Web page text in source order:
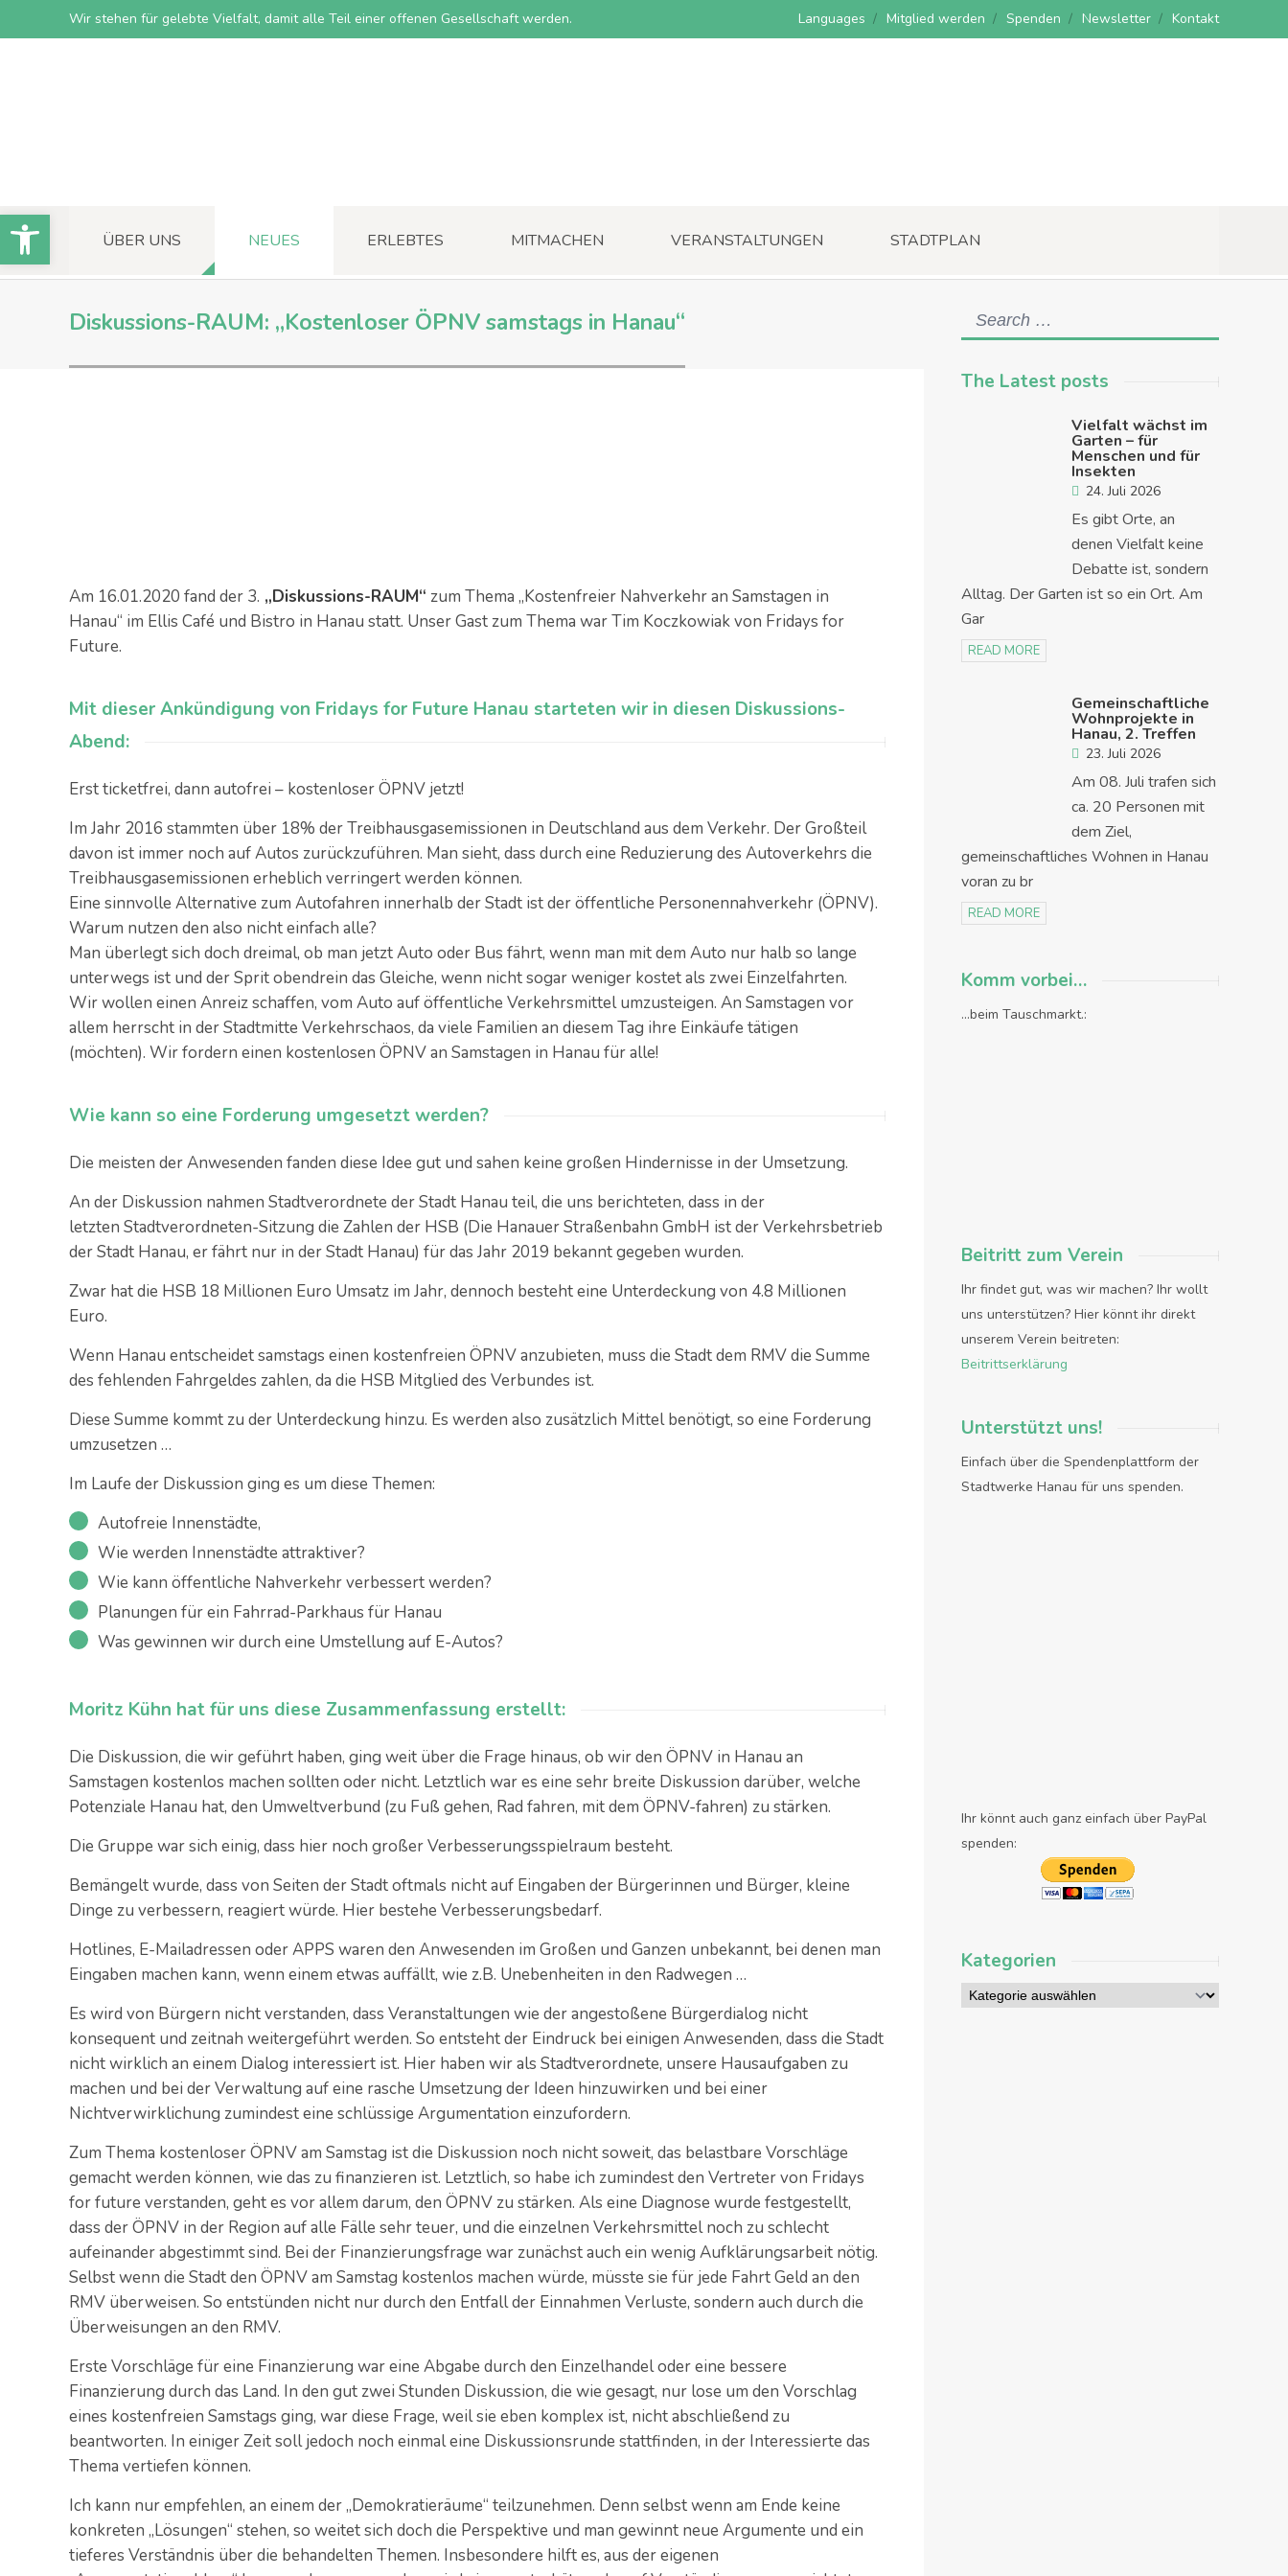
Wir stehen für gelebte Vielfalt, damit alle Teil einer offenen Gesellschaft werden. Languages Mitglied werden Spenden Newsletter Kontakt
ÜBER UNS NEUES ERLEBTES MITMACHEN VERANSTALTUNGEN STADTPLAN
Diskussions-RAUM: „Kostenloser ÖPNV samstags in Hanau“
Am 16.01.2020 fand der 3. „Diskussions-RAUM“ zum Thema „Kostenfreier Nahverkehr an Samstagen in
Hanau“ im Ellis Café und Bistro in Hanau statt. Unser Gast zum Thema war Tim Koczkowiak von Fridays for
Future.
Mit dieser Ankündigung von Fridays for Future Hanau starteten wir in diesen Diskussions-
Abend:
Erst ticketfrei, dann autofrei – kostenloser ÖPNV jetzt!
Im Jahr 2016 stammten über 18% der Treibhausgasemissionen in Deutschland aus dem Verkehr. Der Großteil
davon ist immer noch auf Autos zurückzuführen. Man sieht, dass durch eine Reduzierung des Autoverkehrs die
Treibhausgasemissionen erheblich verringert werden können.
Eine sinnvolle Alternative zum Autofahren innerhalb der Stadt ist der öffentliche Personennahverkehr (ÖPNV).
Warum nutzen den also nicht einfach alle?
Man überlegt sich doch dreimal, ob man jetzt Auto oder Bus fährt, wenn man mit dem Auto nur halb so lange
unterwegs ist und der Sprit obendrein das Gleiche, wenn nicht sogar weniger kostet als zwei Einzelfahrten.
Wir wollen einen Anreiz schaffen, vom Auto auf öffentliche Verkehrsmittel umzusteigen. An Samstagen vor
allem herrscht in der Stadtmitte Verkehrschaos, da viele Familien an diesem Tag ihre Einkäufe tätigen
(möchten). Wir fordern einen kostenlosen ÖPNV an Samstagen in Hanau für alle!
Wie kann so eine Forderung umgesetzt werden?
Die meisten der Anwesenden fanden diese Idee gut und sahen keine großen Hindernisse in der Umsetzung.
An der Diskussion nahmen Stadtverordnete der Stadt Hanau teil, die uns berichteten, dass in der
letzten Stadtverordneten-Sitzung die Zahlen der HSB (Die Hanauer Straßenbahn GmbH ist der Verkehrsbetrieb
der Stadt Hanau, er fährt nur in der Stadt Hanau) für das Jahr 2019 bekannt gegeben wurden.
Zwar hat die HSB 18 Millionen Euro Umsatz im Jahr, dennoch besteht eine Unterdeckung von 4.8 Millionen
Euro.
Wenn Hanau entscheidet samstags einen kostenfreien ÖPNV anzubieten, muss die Stadt dem RMV die Summe
des fehlenden Fahrgeldes zahlen, da die HSB Mitglied des Verbundes ist.
Diese Summe kommt zu der Unterdeckung hinzu. Es werden also zusätzlich Mittel benötigt, so eine Forderung
umzusetzen …
Im Laufe der Diskussion ging es um diese Themen:
Autofreie Innenstädte,
Wie werden Innenstädte attraktiver?
Wie kann öffentliche Nahverkehr verbessert werden?
Planungen für ein Fahrrad-Parkhaus für Hanau
Was gewinnen wir durch eine Umstellung auf E-Autos?
Moritz Kühn hat für uns diese Zusammenfassung erstellt:
Die Diskussion, die wir geführt haben, ging weit über die Frage hinaus, ob wir den ÖPNV in Hanau an
Samstagen kostenlos machen sollten oder nicht. Letztlich war es eine sehr breite Diskussion darüber, welche
Potenziale Hanau hat, den Umweltverbund (zu Fuß gehen, Rad fahren, mit dem ÖPNV-fahren) zu stärken.
Die Gruppe war sich einig, dass hier noch großer Verbesserungsspielraum besteht.
Bemängelt wurde, dass von Seiten der Stadt oftmals nicht auf Eingaben der Bürgerinnen und Bürger, kleine
Dinge zu verbessern, reagiert würde. Hier bestehe Verbesserungsbedarf.
Hotlines, E-Mailadressen oder APPS waren den Anwesenden im Großen und Ganzen unbekannt, bei denen man
Eingaben machen kann, wenn einem etwas auffällt, wie z.B. Unebenheiten in den Radwegen …
Es wird von Bürgern nicht verstanden, dass Veranstaltungen wie der angestoßene Bürgerdialog nicht
konsequent und zeitnah weitergeführt werden. So entsteht der Eindruck bei einigen Anwesenden, dass die Stadt
nicht wirklich an einem Dialog interessiert ist. Hier haben wir als Stadtverordnete, unsere Hausaufgaben zu
machen und bei der Verwaltung auf eine rasche Umsetzung der Ideen hinzuwirken und bei einer
Nichtverwirklichung zumindest eine schlüssige Argumentation einzufordern.
Zum Thema kostenloser ÖPNV am Samstag ist die Diskussion noch nicht soweit, das belastbare Vorschläge
gemacht werden können, wie das zu finanzieren ist. Letztlich, so habe ich zumindest den Vertreter von Fridays
for future verstanden, geht es vor allem darum, den ÖPNV zu stärken. Als eine Diagnose wurde festgestellt,
dass der ÖPNV in der Region auf alle Fälle sehr teuer, und die einzelnen Verkehrsmittel noch zu schlecht
aufeinander abgestimmt sind. Bei der Finanzierungsfrage war zunächst auch ein wenig Aufklärungsarbeit nötig.
Selbst wenn die Stadt den ÖPNV am Samstag kostenlos machen würde, müsste sie für jede Fahrt Geld an den
RMV überweisen. So entstünden nicht nur durch den Entfall der Einnahmen Verluste, sondern auch durch die
Überweisungen an den RMV.
Erste Vorschläge für eine Finanzierung war eine Abgabe durch den Einzelhandel oder eine bessere
Finanzierung durch das Land. In den gut zwei Stunden Diskussion, die wie gesagt, nur lose um den Vorschlag
eines kostenfreien Samstags ging, war diese Frage, weil sie eben komplex ist, nicht abschließend zu
beantworten. In einiger Zeit soll jedoch noch einmal eine Diskussionsrunde stattfinden, in der Interessierte das
Thema vertiefen können.
Ich kann nur empfehlen, an einem der „Demokratieräume“ teilzunehmen. Denn selbst wenn am Ende keine
konkreten „Lösungen“ stehen, so weitet sich doch die Perspektive und man gewinnt neue Argumente und ein
tieferes Verständnis über die behandelten Themen. Insbesondere hilft es, aus der eigenen
The Latest posts
Vielfalt wächst im
Garten – für
Menschen und für
Insekten
24. Juli 2026
Es gibt Orte, an
denen Vielfalt keine
Debatte ist, sondern
Alltag. Der Garten ist so ein Ort. Am
Gar
READ MORE
Gemeinschaftliche
Wohnprojekte in
Hanau, 2. Treffen
23. Juli 2026
Am 08. Juli trafen sich
ca. 20 Personen mit
dem Ziel,
gemeinschaftliches Wohnen in Hanau
voran zu br
READ MORE
Komm vorbei…
...beim Tauschmarkt.:
Beitritt zum Verein
Ihr findet gut, was wir machen? Ihr wollt
uns unterstützen? Hier könnt ihr direkt
unserem Verein beitreten:
Beitrittserklärung
Unterstützt uns!
Einfach über die Spendenplattform der
Stadtwerke Hanau für uns spenden.
Ihr könnt auch ganz einfach über PayPal
spenden:
Kategorien
Open toolbar